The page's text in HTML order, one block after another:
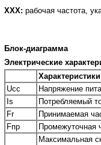
ХХХ: рабочая частота,
Блок-диаграмма
Электрические
Характеристики
Ucc
Напряжение
Is
Потребляемый
Fr
Принимаемая
Fпр
Промежуточная
Максимальная